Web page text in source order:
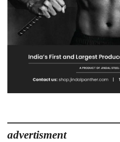
advertisment